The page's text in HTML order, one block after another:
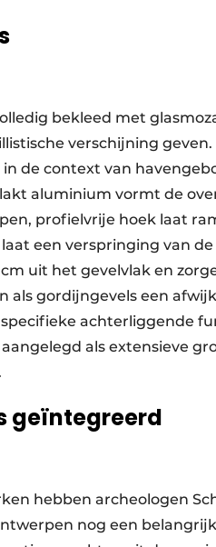
bekleed met
verschijning
de context van
aluminium vormt de
profielvrije hoek laat
een verspringing van
uit het gevelvlak en
als gordijngevels een
achterliggende
als extensieve
geïntegreerd
hebben archeologen
nog een